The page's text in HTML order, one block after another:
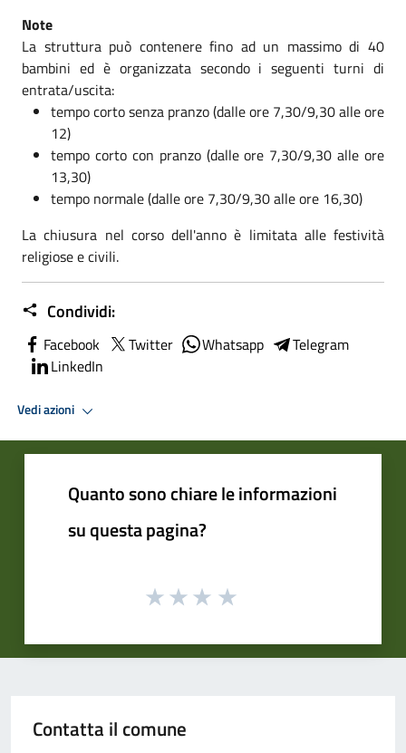
Note
La struttura può contenere fino ad un massimo di 40
bambini ed è organizzata secondo i seguenti turni di
entrata/uscita:
tempo corto senza pranzo (dalle ore 7,30/9,30 alle ore
12)
tempo corto con pranzo (dalle ore 7,30/9,30 alle ore
13,30)
tempo normale (dalle ore 7,30/9,30 alle ore 16,30)
La chiusura nel corso dell'anno è limitata alle festività
religiose e civili.
Condividi:
Facebook Twitter Whatsapp
Telegram
LinkedIn
Vedi azioni
Quanto sono chiare le informazioni
su questa pagina?
Contatta il comune